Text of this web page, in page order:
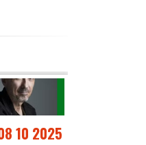
10 2025